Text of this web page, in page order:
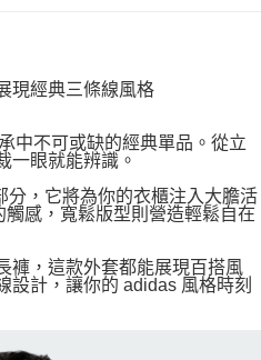
現經典三條線風格
中不可或缺的經典單品。從立
一眼就能辨識。
分，它將為你的衣櫃注入大膽活
感，寬鬆版型則營造輕鬆自在
褲，這款外套都能展現百搭風
設計，讓你的 adidas 風格時刻